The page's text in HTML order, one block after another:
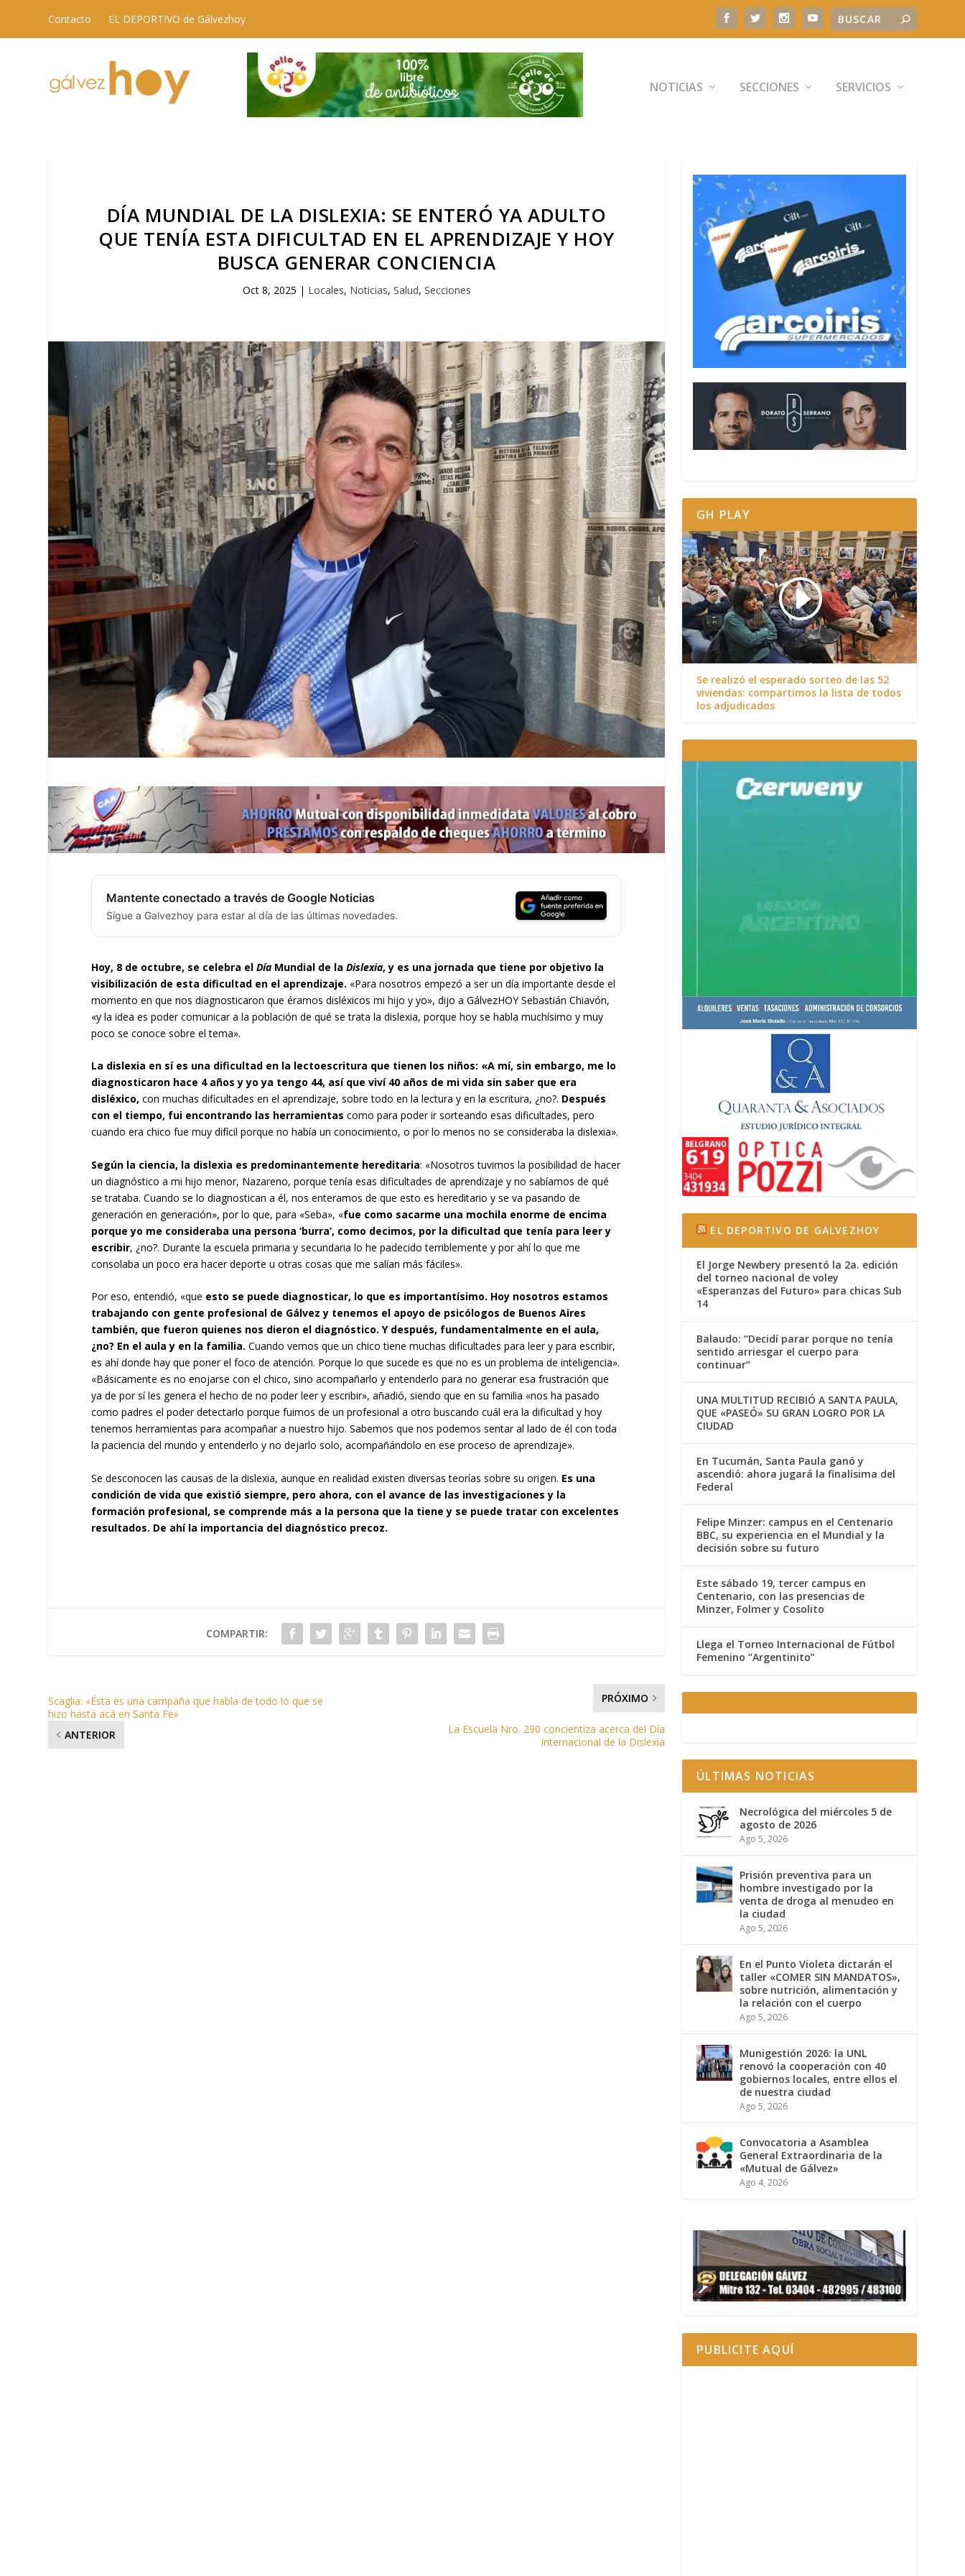
Contacto EL DEPORTIVO de Gálvezhoy
NOTICIAS SECCIONES SERVICIOS
DÍA MUNDIAL DE LA DISLEXIA: SE ENTERÓ YA ADULTO
QUE TENÍA ESTA DIFICULTAD EN EL APRENDIZAJE Y HOY
BUSCA GENERAR CONCIENCIA
Oct 8, 2025 | Locales, Noticias, Salud, Secciones
Mantente conectado a través de Google Noticias
Sígue a Galvezhoy para estar al día de las últimas novedades.
Hoy, 8 de octubre, se celebra elDía Mundial de laDislexia, y es una jornada que tiene por objetivo la
visibilización de esta dificultad en el aprendizaje. «Para nosotros empezó a ser un día importante desde el
momento en que nos diagnosticaron que éramos disléxicos mi hijo y yo», dijo a GálvezHOY Sebastián Chiavón,
«y la idea es poder comunicar a la población de qué se trata la dislexia, porque hoy se habla muchísimo y muy
poco se conoce sobre el tema».
La dislexia en sí es una dificultad en la lectoescritura que tienen los niños: «A mí, sin embargo, me lo
diagnosticaron hace 4 años y yo ya tengo 44, así que viví 40 años de mi vida sin saber que era
disléxico, con muchas dificultades en el aprendizaje, sobre todo en la lectura y en la escritura, ¿no?. Después
con el tiempo, fui encontrando las herramientas como para poder ir sorteando esas dificultades, pero
cuando era chico fue muy difícil porque no había un conocimiento, o por lo menos no se consideraba la dislexia».
Según la ciencia, la dislexia es predominantemente hereditaria: «Nosotros tuvimos la posibilidad de hacer
un diagnóstico a mi hijo menor, Nazareno, porque tenía esas dificultades de aprendizaje y no sabíamos de qué
se trataba. Cuando se lo diagnostican a él, nos enteramos de que esto es hereditario y se va pasando de
generación en generación», por lo que, para «Seba», «fue como sacarme una mochila enorme de encima
porque yo me consideraba una persona ‘burra’, como decimos, por la dificultad que tenía para leer y
escribir, ¿no?. Durante la escuela primaria y secundaria lo he padecido terriblemente y por ahí lo que me
consolaba un poco era hacer deporte u otras cosas que me salían más fáciles».
Por eso, entendió, «que esto se puede diagnosticar, lo que es importantísimo. Hoy nosotros estamos
trabajando con gente profesional de Gálvez y tenemos el apoyo de psicólogos de Buenos Aires
también, que fueron quienes nos dieron el diagnóstico. Y después, fundamentalmente en el aula,
¿no? En el aula y en la familia. Cuando vemos que un chico tiene muchas dificultades para leer y para escribir,
es ahí donde hay que poner el foco de atención. Porque lo que sucede es que no es un problema de inteligencia».
«Básicamente es no enojarse con el chico, sino acompañarlo y entenderlo para no generar esa frustración que
ya de por sí les genera el hecho de no poder leer y escribir», añadió, siendo que en su familia «nos ha pasado
como padres el poder detectarlo porque fuimos de un profesional a otro buscando cuál era la dificultad y hoy
tenemos herramientas para acompañar a nuestro hijo. Sabemos que nos podemos sentar al lado de él con toda
la paciencia del mundo y entenderlo y no dejarlo solo, acompañándolo en ese proceso de aprendizaje».
Se desconocen las causas de la dislexia, aunque en realidad existen diversas teorías sobre su origen. Es una
condición de vida que existió siempre, pero ahora, con el avance de las investigaciones y la
formación profesional, se comprende más a la persona que la tiene y se puede tratar con excelentes
resultados. De ahí la importancia del diagnóstico precoz.
COMPARTIR:
Scaglia: «Ésta es una campaña que habla de todo lo que se
hizo hasta acá en Santa Fe»
ANTERIOR
PRÓXIMO
La Escuela Nro. 290 concientiza acerca del Día
Internacional de la Dislexia
GH PLAY
Se realizó el esperado sorteo de las 52
viviendas: compartimos la lista de todos
los adjudicados
EL DEPORTIVO DE GALVEZHOY
El Jorge Newbery presentó la 2a. edición
del torneo nacional de voley
«Esperanzas del Futuro» para chicas Sub
14
Balaudo: “Decidí parar porque no tenía
sentido arriesgar el cuerpo para
continuar”
UNA MULTITUD RECIBIÓ A SANTA PAULA,
QUE «PASEÓ» SU GRAN LOGRO POR LA
CIUDAD
En Tucumán, Santa Paula ganó y
ascendió: ahora jugará la finalísima del
Federal
Felipe Minzer: campus en el Centenario
BBC, su experiencia en el Mundial y la
decisión sobre su futuro
Este sábado 19, tercer campus en
Centenario, con las presencias de
Minzer, Folmer y Cosolito
Llega el Torneo Internacional de Fútbol
Femenino “Argentinito”
ÚLTIMAS NOTICIAS
Necrológica del miércoles 5 de
agosto de 2026
Ago 5, 2026
Prisión preventiva para un
hombre investigado por la
venta de droga al menudeo en
la ciudad
Ago 5, 2026
En el Punto Violeta dictarán el
taller «COMER SIN MANDATOS»,
sobre nutrición, alimentación y
la relación con el cuerpo
Ago 5, 2026
Munigestión 2026: la UNL
renovó la cooperación con 40
gobiernos locales, entre ellos el
de nuestra ciudad
Ago 5, 2026
Convocatoria a Asamblea
General Extraordinaria de la
«Mutual de Gálvez»
Ago 4, 2026
PUBLICITE AQUÍ